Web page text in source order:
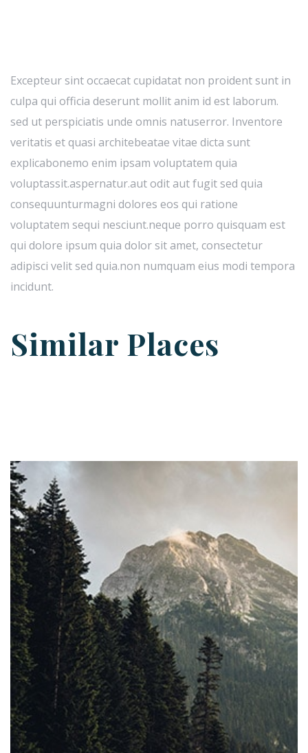
Excepteur sint occaecat cupidatat non proident sunt in
culpa qui officia deserunt mollit anim id est laborum.
sed ut perspiciatis unde omnis natuserror. Inventore
veritatis et quasi architebeatae vitae dicta sunt
explicabonemo enim ipsam voluptatem quia
voluptassit.aspernatur.aut odit aut fugit sed quia
consequunturmagni dolores eos qui ratione
voluptatem sequi nesciunt.neque porro quisquam est
qui dolore ipsum quia dolor sit amet, consectetur
adipisci velit sed quia.non numquam eius modi tempora
incidunt.
Similar Places